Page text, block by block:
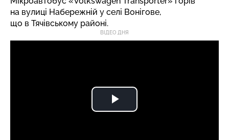
на вулиці Набережній у селі Вонігове,
що в Тячівському районі.
ВІДЕО ДНЯ